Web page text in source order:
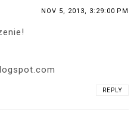
NOV 5, 2013, 3:29:00 PM
REPLY